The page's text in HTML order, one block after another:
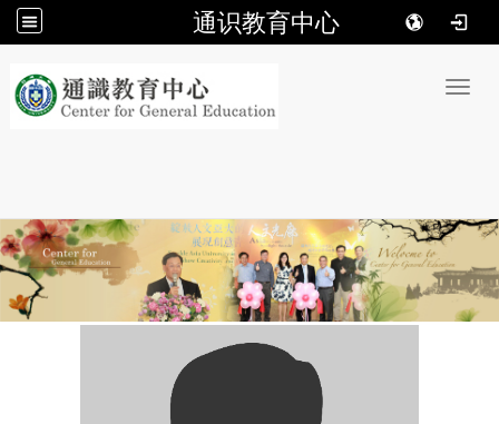
通识教育中心